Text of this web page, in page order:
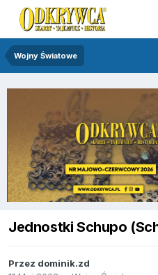
Wojny Światowe
Jednostki Schupo
Przez dominik.zd